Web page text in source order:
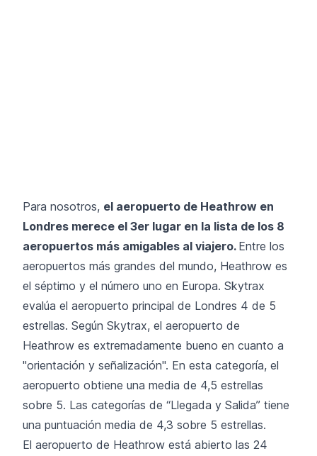
Para nosotros, el aeropuerto de Heathrow en
Londres merece el 3er lugar en la lista de los 8
aeropuertos más amigables al viajero. Entre los
aeropuertos más grandes del mundo, Heathrow es
el séptimo y el número uno en Europa. Skytrax
evalúa el aeropuerto principal de Londres 4 de 5
estrellas. Según Skytrax, el aeropuerto de
Heathrow es extremadamente bueno en cuanto a
"orientación y señalización". En esta categoría, el
aeropuerto obtiene una media de 4,5 estrellas
sobre 5. Las categorías de “Llegada y Salida” tiene
una puntuación media de 4,3 sobre 5 estrellas.
El aeropuerto de Heathrow está abierto las 24